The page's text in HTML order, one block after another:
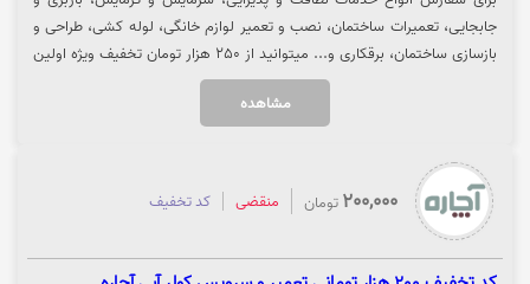
جابجایی، تعمیرات ساختمان، نصب و تعمیر لوازم خانگی، لوله کشی، طراحی و
بازسازی ساختمان، برقکاری و... میتوانید از 250 هزار تومان تخفیف ویژه اولین
سفارش از آچاره بهره مند شوید. جهت استفاده از تخفیف روی گزینه "خرید کنید"
مشاهده
200,000 تومان منقضی کد تخفیف